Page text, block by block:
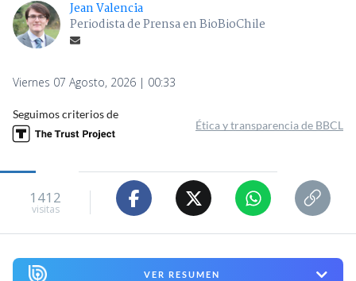
Jean Valencia
Periodista de Prensa en BioBioChile
Viernes 07 Agosto, 2026 | 00:33
Seguimos criterios de
Ética y transparencia de BBCL
1412
visitas
VER RESUMEN